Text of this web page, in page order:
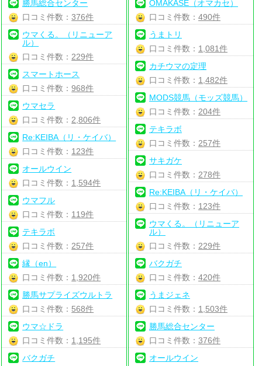
勝馬総合センター
口コミ件数：376件
ウマくる。（リニューア
ル）
口コミ件数： 229件
スマートホース
口コミ件数：968件
ウマセラ
口コミ件数： 2,806件
Re:KEIBA（リ・ケイバ）
口コミ件数： 123件
オールウイン
口コミ件数： 1,594件
ウマフル
口コミ件数： 119件
テキラボ
口コミ件数： 257件
縁（en）
口コミ件数： 1,920件
勝馬サプライズウルトラ
口コミ件数： 568件
ウマ☆ドラ
口コミ件数： 1,195件
バクガチ
OMAKASE（オマカセ）
口コミ件数： 490件
うまトリ
口コミ件数： 1,081件
カチウマの定理
口コミ件数： 1,482件
MODS競馬（モッズ競馬）
口コミ件数： 204件
テキラボ
口コミ件数： 257件
サキガケ
口コミ件数： 278件
Re:KEIBA（リ・ケイバ）
口コミ件数： 123件
ウマくる。（リニューア
ル）
口コミ件数： 229件
バクガチ
口コミ件数： 420件
うまジェネ
口コミ件数： 1,503件
勝馬総合センター
口コミ件数： 376件
オールウイン